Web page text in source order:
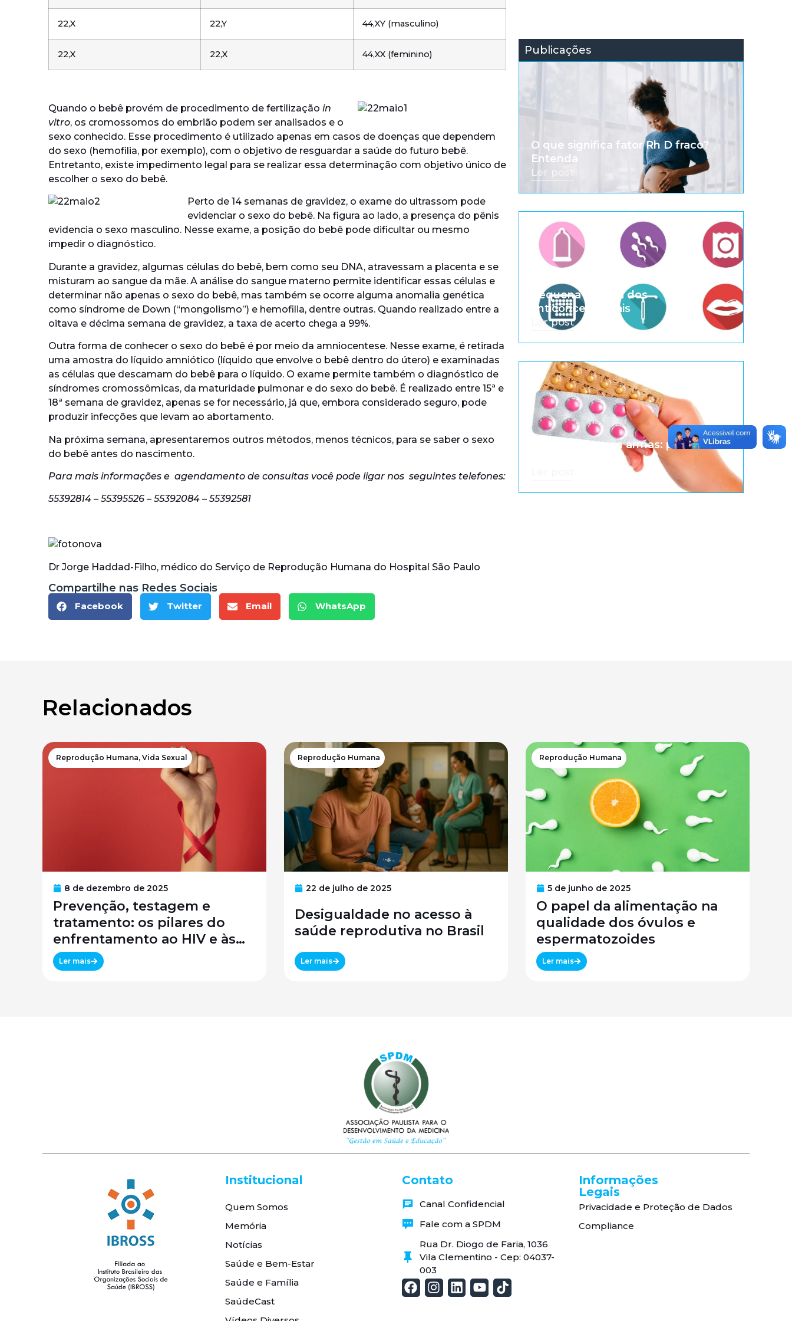
22,X 22,Y 44,XY (masculino)
22,X 22,X 44,XX (feminino)
Quando o bebê provém de procedimento de fertilização in
vitro, os cromossomos do embrião podem ser analisados e o
sexo conhecido. Esse procedimento é utilizado apenas em casos de doenças que dependem
do sexo (hemofilia, por exemplo), com o objetivo de resguardar a saúde do futuro bebê.
Entretanto, existe impedimento legal para se realizar essa determinação com objetivo único de
escolher o sexo do bebê.
Perto de 14 semanas de gravidez, o exame do ultrassom pode
evidenciar o sexo do bebê. Na figura ao lado, a presença do pênis
evidencia o sexo masculino. Nesse exame, a posição do bebê pode dificultar ou mesmo
impedir o diagnóstico.
Durante a gravidez, algumas células do bebê, bem como seu DNA, atravessam a placenta e se
misturam ao sangue da mãe. A análise do sangue materno permite identificar essas células e
determinar não apenas o sexo do bebê, mas também se ocorre alguma anomalia genética
como síndrome de Down (“mongolismo”) e hemofilia, dentre outras. Quando realizado entre a
oitava e décima semana de gravidez, a taxa de acerto chega a 99%.
Outra forma de conhecer o sexo do bebê é por meio da amniocentese. Nesse exame, é retirada
uma amostra do líquido amniótico (líquido que envolve o bebê dentro do útero) e examinadas
as células que descamam do bebê para o líquido. O exame permite também o diagnóstico de
síndromes cromossômicas, da maturidade pulmonar e do sexo do bebê. É realizado entre 15ª e
18ª semana de gravidez, apenas se for necessário, já que, embora considerado seguro, pode
produzir infecções que levam ao abortamento.
Na próxima semana, apresentaremos outros métodos, menos técnicos, para se saber o sexo
do bebê antes do nascimento.
Para mais informações e agendamento de consultas você pode ligar nos seguintes telefones:
55392814 – 55395526 – 55392084 – 55392581
Dr Jorge Haddad-Filho, médico do Serviço de Reprodução Humana do Hospital São Paulo
Compartilhe nas Redes Sociais
Facebook Twitter Email WhatsApp
Publicações
O que significa fator Rh D fraco?
Entenda
Ler post
Pequena história dos
anticoncepcionais
Ler post
A revolução sem armas: pílula
anticoncepcional
Relacionados
Reprodução Humana, Vida Sexual
8 de dezembro de 2025
Prevenção, testagem e
tratamento: os pilares do
enfrentamento ao HIV e às
infecções sexualmente
transmissíveis
Ler mais
Reprodução Humana
22 de julho de 2025
Desigualdade no acesso à
saúde reprodutiva no Brasil
Ler mais
Reprodução Humana
5 de junho de 2025
O papel da alimentação na
qualidade dos óvulos e
espermatozoides
Ler mais
Institucional
Quem Somos
Memória
Notícias
Saúde e Bem-Estar
Saúde e Família
SaúdeCast
Contato
Canal Confidencial
Fale com a SPDM
Rua Dr. Diogo de Faria, 1036
Vila Clementino - Cep: 04037-
003
Informações
Legais
Privacidade e Proteção de Dados
Compliance